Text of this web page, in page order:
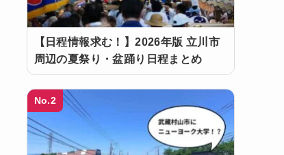
【日程情報求む！】2026年版 立川市
周辺の夏祭り・盆踊り日程まとめ
No.2